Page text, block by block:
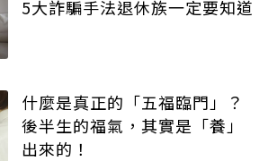
5大詐騙手法退休族一定要知道
什麼是真正的「五福臨門」？
後半生的福氣，其實是「養」
出來的！